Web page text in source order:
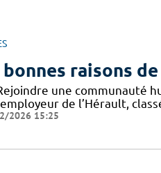
bonnes raisons
une communauté
de l’Hérault,
2026 15:25